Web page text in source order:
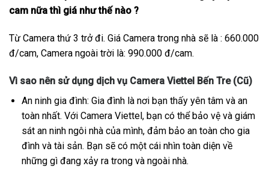
cam nữa thì giá như thế nào ?
Từ Camera thứ 3 trở đi. Giá Camera trong nhà sẽ là : 660.000
đ/cam, Camera ngoài trời là: 990.000 đ/cam.
Vì sao nên sử dụng dịch vụ Camera Viettel Bến Tre (Cũ)
An ninh gia đình: Gia đình là nơi bạn thấy yên tâm và an
toàn nhất. Với Camera Viettel, bạn có thể bảo vệ và giám
sát an ninh ngôi nhà của mình, đảm bảo an toàn cho gia
đình và tài sản. Bạn sẽ có một cái nhìn toàn diện về
những gì đang xảy ra trong và ngoài nhà.